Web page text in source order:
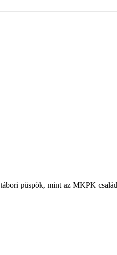
tábori püspök, mint az MKPK